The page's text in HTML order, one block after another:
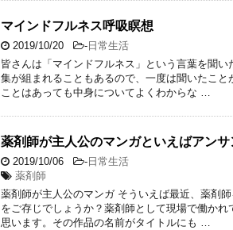
マインドフルネス呼吸瞑想
2019/10/20 - 日常生活
皆さんは「マインドフルネス」という言葉を聞
集が組まれることもあるので、一度は聞いたこ
ことはあっても中身についてよくわからな …
薬剤師が主人公のマンガといえばアン
2019/10/06 - 日常生活
薬剤師
薬剤師が主人公のマンガ そういえば最近、薬剤
をご存じでしょうか？薬剤師として現場で働か
思います。その作品の名前がタイトルにも …